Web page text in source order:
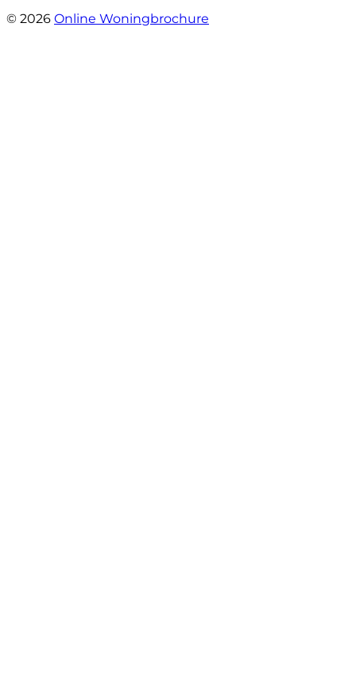
© 2026 Online Woningbrochure